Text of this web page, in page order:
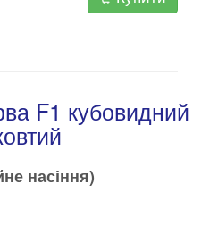
F1 кубовидний
насіння)